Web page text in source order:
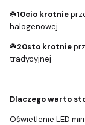
☘️10cio krotnie
halogenowej
☘️20sto krotnie
tradycyjnej
Dlaczego warto
Oświetlenie LED